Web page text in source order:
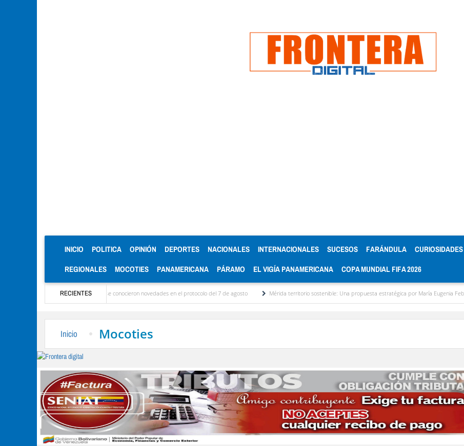
INICIO (CURRENT)
POLITICA OPINIÓN DEPORTES NACIONALES INTERNACIONALES SUCESOS FARÁNDULA CURIOSIDADES
REGIONALES MOCOTIES PANAMERICANA PÁRAMO EL VIGÍA PANAMERICANA COPA MUNDIAL FIFA 2026
RECIENTES
las delegaciones y se conocieron novedades en el protocolo del 7 de agosto Mérida territorio sostenible: Una propuesta estratégica por María Eugenia Febres Cordero R.
Inicio Mocoties